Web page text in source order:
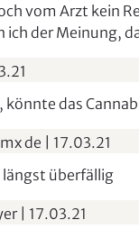
vom Arzt kein
ich der Meinung,
könnte das
de
17.03.21
längst überfällig
| 17.03.21